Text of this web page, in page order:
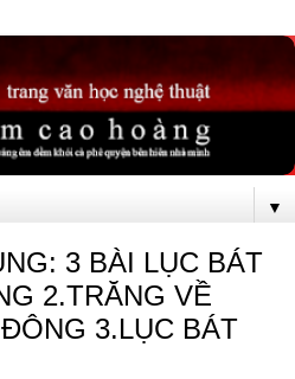
▼
3 BÀI LỤC BÁT
2.TRĂNG VỀ
3.LỤC BÁT